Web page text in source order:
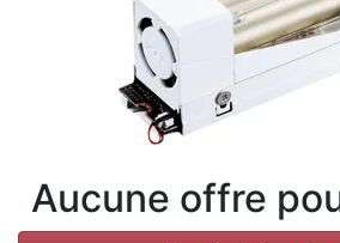
Aucune offre